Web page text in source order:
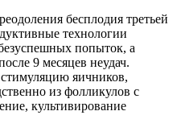
бесплодия третьей
технологии
попыток, а
9 месяцев неудач.
яичников,
из фолликулов с
культивирование